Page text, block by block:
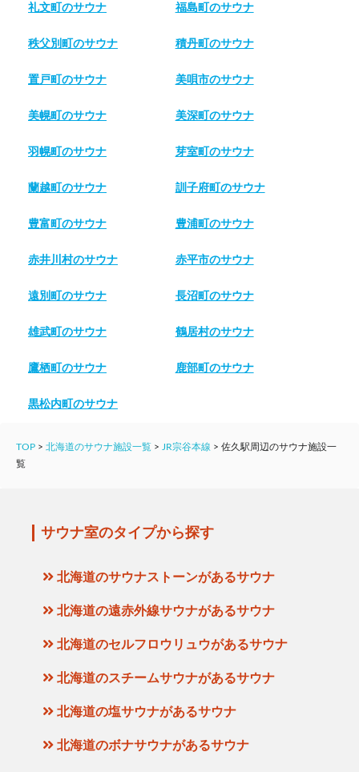
礼文町のサウナ 福島町のサウナ
秩父別町のサウナ 積丹町のサウナ
置戸町のサウナ 美唄市のサウナ
美幌町のサウナ 美深町のサウナ
羽幌町のサウナ 芽室町のサウナ
蘭越町のサウナ 訓子府町のサウナ
豊富町のサウナ 豊浦町のサウナ
赤井川村のサウナ 赤平市のサウナ
遠別町のサウナ 長沼町のサウナ
雄武町のサウナ 鶴居村のサウナ
鷹栖町のサウナ 鹿部町のサウナ
黒松内町のサウナ
TOP > 北海道のサウナ施設一覧 > JR宗谷本線 > 佐久駅周辺のサウナ施設一
覧
サウナ室のタイプから探す
北海道のサウナストーンがあるサウナ
北海道の遠赤外線サウナがあるサウナ
北海道のセルフロウリュウがあるサウナ
北海道のスチームサウナがあるサウナ
北海道の塩サウナがあるサウナ
北海道のボナサウナがあるサウナ